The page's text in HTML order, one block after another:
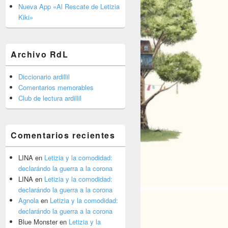
barra
lateral
primaria
Nueva App «Al Rescate de Letizia
Kiki»
Archivo RdL
Diccionario ardillil
Comentarios memorables
Club de lectura ardillil
Comentarios recientes
LINA en Letizia y la comodidad:
declarándo la guerra a la corona
LINA en Letizia y la comodidad:
declarándo la guerra a la corona
Agnola en Letizia y la comodidad:
declarándo la guerra a la corona
Blue Monsteren Letizia y la